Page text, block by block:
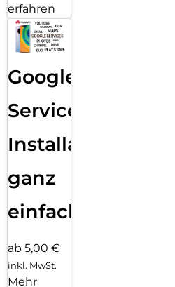
erfahren
Google
Services
Installation
ganz
einfach
ab 5,00 €
inkl. MwSt.
Mehr